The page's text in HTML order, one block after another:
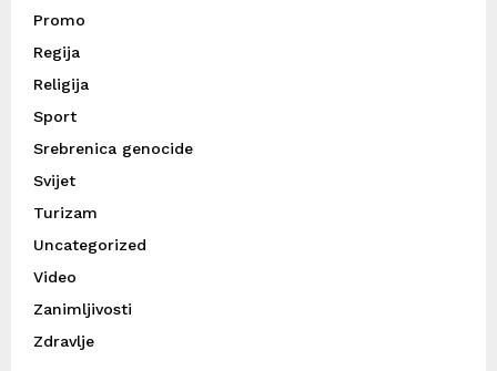
Promo
Regija
Religija
Sport
Srebrenica genocide
Svijet
Turizam
Uncategorized
Video
Zanimljivosti
Zdravlje